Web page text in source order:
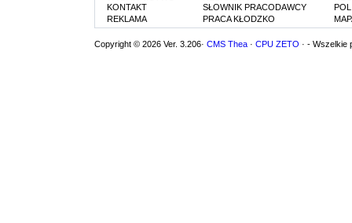
KONTAKT
REKLAMA
SŁOWNIK PRACODAWCY
PRACA KŁODZKO
Copyright © 2026 Ver. 3.206· CMS Thea · CPU ZETO · - Wszelkie